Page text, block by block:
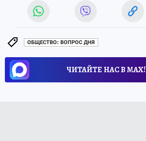
ОБЩЕСТВО: ВОПРОС ДНЯ
ЧИТАЙТЕ НАС В МАХ!